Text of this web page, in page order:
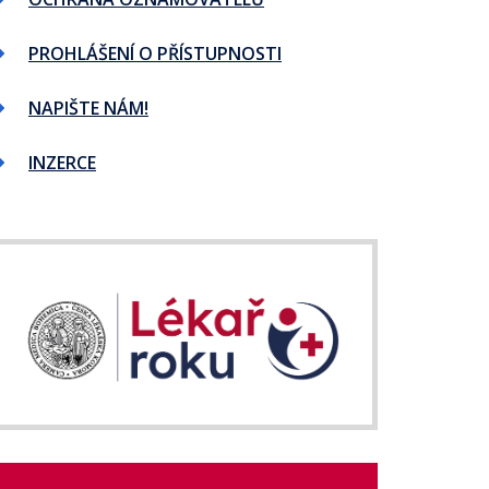
PROHLÁŠENÍ O PŘÍSTUPNOSTI
NAPIŠTE NÁM!
INZERCE